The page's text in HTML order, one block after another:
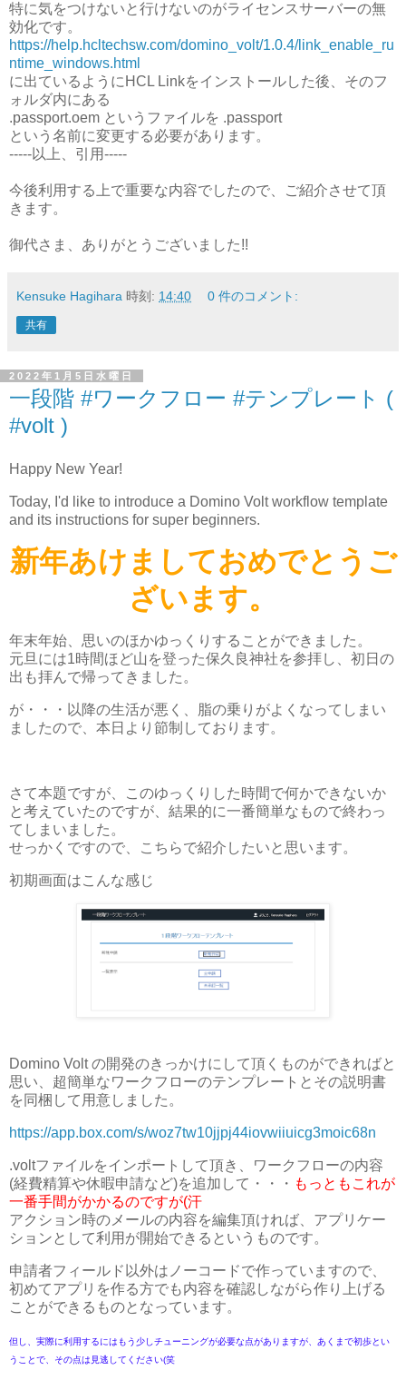
特に気をつけないと行けないのがライセンスサーバーの無
効化です。
https://help.hcltechsw.com/domino_volt/1.0.4/link_enable_ru
ntime_windows.html
に出ているようにHCL Linkをインストールした後、そのフ
ォルダ内にある
.passport.oem というファイルを .passport
という名前に変更する必要があります。
-----以上、引用-----
今後利用する上で重要な内容でしたので、ご紹介させて頂
きます。
御代さま、ありがとうございました!!
Kensuke Hagihara 時刻: 14:40 0 件のコメント:
共有
2022年1月5日水曜日
一段階 #ワークフロー #テンプレート (
#volt )
Happy New Year!
Today, I'd like to introduce a Domino Volt workflow template
and its instructions for super beginners.
新年あけましておめでとうご
ざいます。
年末年始、思いのほかゆっくりすることができました。
元旦には1時間ほど山を登った保久良神社を参拝し、初日の
出も拝んで帰ってきました。
が・・・以降の生活が悪く、脂の乗りがよくなってしまい
ましたので、本日より節制しております。
さて本題ですが、このゆっくりした時間で何かできないか
と考えていたのですが、結果的に一番簡単なもので終わっ
てしまいました。
せっかくですので、こちらで紹介したいと思います。
初期画面はこんな感じ
Domino Volt の開発のきっかけにして頂くものができればと
思い、超簡単なワークフローのテンプレートとその説明書
を同梱して用意しました。
https://app.box.com/s/woz7tw10jjpj44iovwiiuicg3moic68n
.voltファイルをインポートして頂き、ワークフローの内容
(経費精算や休暇申請など)を追加して・・・ もっともこれが
一番手間がかかるのですが(汗
アクション時のメールの内容を編集頂ければ、アプリケー
ションとして利用が開始できるというものです。
申請者フィールド以外はノーコードで作っていますので、
初めてアプリを作る方でも内容を確認しながら作り上げる
ことができるものとなっています。
但し、実際に利用するにはもう少しチューニングが必要な点がありますが、あくまで初歩とい
うことで、その点は見逃してください(笑